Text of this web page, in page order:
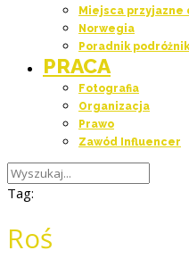
Miejsca przyjazne
Norwegia
Poradnik
PRACA
Fotografia
Organizacja
Prawo
Zawód Influencer
Tag:
Roś